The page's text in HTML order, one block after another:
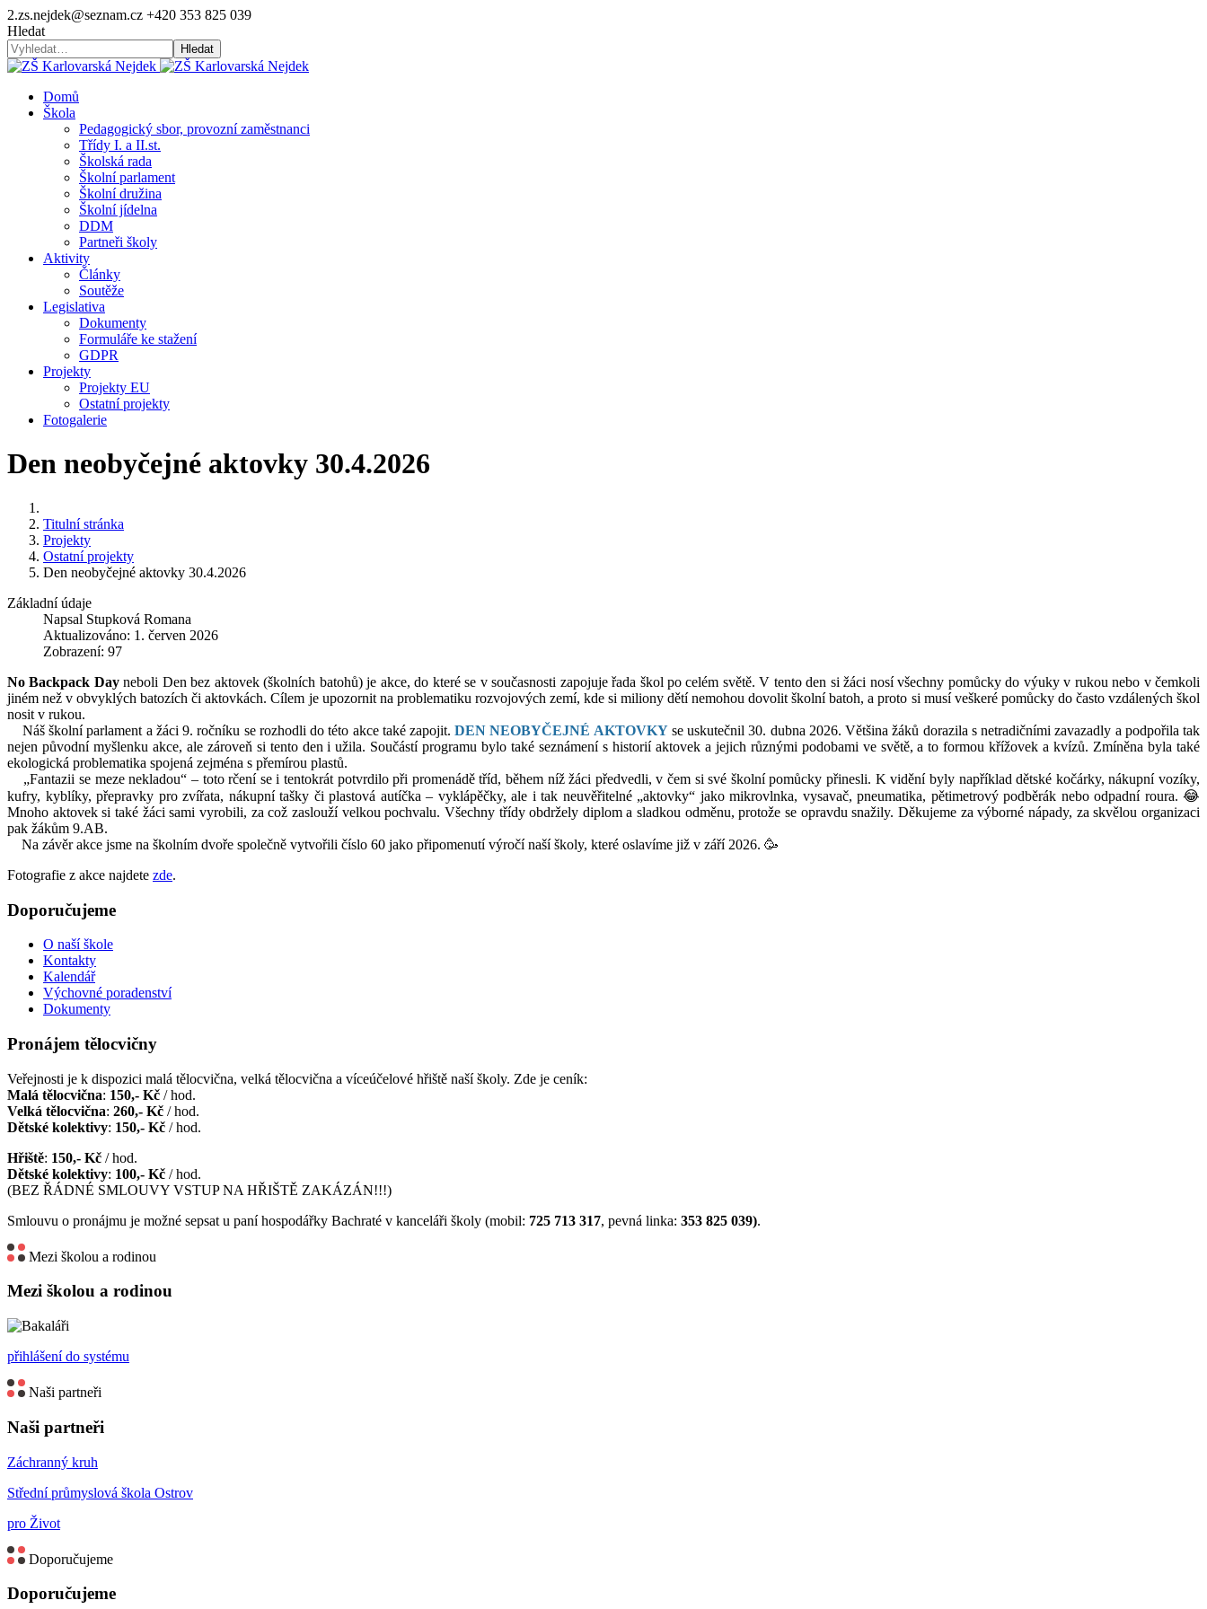
2.zs.nejdek@seznam.cz +420 353 825 039
Hledat
Hledat
Domů
Škola
Pedagogický sbor, provozní zaměstnanci
Třídy I. a II.st.
Školská rada
Školní parlament
Školní družina
Školní jídelna
DDM
Partneři školy
Aktivity
Články
Soutěže
Legislativa
Dokumenty
Formuláře ke stažení
GDPR
Projekty
Projekty EU
Ostatní projekty
Fotogalerie
Den neobyčejné aktovky 30.4.2026
Titulní stránka
Projekty
Ostatní projekty
Den neobyčejné aktovky 30.4.2026
Základní údaje
Napsal Stupková Romana
Aktualizováno: 1. červen 2026
Zobrazení: 97
No Backpack Dayneboli Den bez aktovek (školních batohů) je akce, do které se v současnosti zapojuje řada škol po celém světě. V tento den si žáci nosí všechny pomůcky do výuky v rukou nebo v čemkoli
jiném než v obvyklých batozích či aktovkách. Cílem je upozornit na problematiku rozvojových zemí, kde si miliony dětí nemohou dovolit školní batoh, a proto si musí veškeré pomůcky do často vzdálených škol
nosit v rukou.
Náš školní parlament a žáci 9. ročníku se rozhodli do této akce také zapojit.DEN NEOBYČEJNÉ AKTOVKYse uskutečnil 30. dubna 2026. Většina žáků dorazila s netradičními zavazadly a podpořila tak
nejen původní myšlenku akce, ale zároveň si tento den i užila. Součástí programu bylo také seznámení s historií aktovek a jejich různými podobami ve světě, a to formou křížovek a kvízů. Zmíněna byla také
ekologická problematika spojená zejména s přemírou plastů.
„Fantazii se meze nekladou“ – toto rčení se i tentokrát potvrdilo při promenádě tříd, během níž žáci předvedli, v čem si své školní pomůcky přinesli. K vidění byly například dětské kočárky, nákupní vozíky,
kufry, kyblíky, přepravky pro zvířata, nákupní tašky či plastová autíčka – vyklápěčky, ale i tak neuvěřitelné „aktovky“ jako mikrovlnka, vysavač, pneumatika, pětimetrový podběrák nebo odpadní roura. 😂
Mnoho aktovek si také žáci sami vyrobili, za což zaslouží velkou pochvalu. Všechny třídy obdržely diplom a sladkou odměnu, protože se opravdu snažily. Děkujeme za výborné nápady, za skvělou organizaci
pak žákům 9.AB.
Na závěr akce jsme na školním dvoře společně vytvořili číslo 60 jako připomenutí výročí naší školy, které oslavíme již v září 2026. 🥳
Fotografie z akce najdete zde.
Doporučujeme
O naší škole
Kontakty
Kalendář
Výchovné poradenství
Dokumenty
Pronájem tělocvičny
Veřejnosti je k dispozici malá tělocvična, velká tělocvična a víceúčelové hřiště naší školy. Zde je ceník:
Malá tělocvična: 150,- Kč / hod.
Velká tělocvična: 260,- Kč / hod.
Dětské kolektivy: 150,- Kč / hod.
Hřiště: 150,- Kč / hod.
Dětské kolektivy: 100,- Kč / hod.
(BEZ ŘÁDNÉ SMLOUVY VSTUP NA HŘIŠTĚ ZAKÁZÁN!!!)
Smlouvu o pronájmu je možné sepsat u paní hospodářky Bachraté v kanceláři školy (mobil: 725 713 317, pevná linka: 353 825 039).
Mezi školou a rodinou
Mezi školou a rodinou
přihlášení do systému
Naši partneři
Naši partneři
Záchranný kruh
Střední průmyslová škola Ostrov
pro Život
Doporučujeme
Doporučujeme